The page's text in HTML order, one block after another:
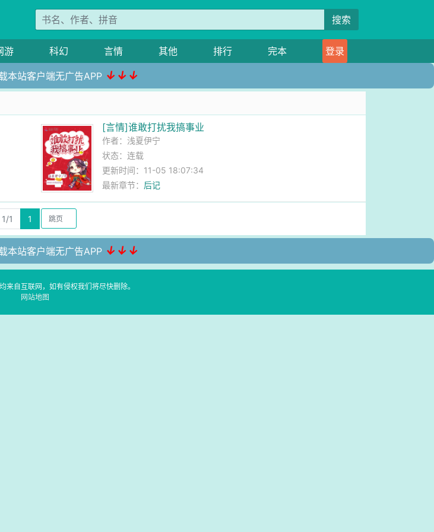
搜索
游 科幻 言情 其他 排行 完本 登录
本站客户端无广告APP ↓↓↓
[言情]谁敢打扰我搞事业
作者： 浅夏伊宁
状态：连载
更新时间：11-05 18:07:34
最新章节： 后记
1/1 1
本站客户端无广告APP ↓↓↓
来自互联网，如有侵权我们将尽快删除。
网站地图